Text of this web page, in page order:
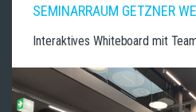
SEMINARRAUM GETZNER
Interaktives Whiteboard mit